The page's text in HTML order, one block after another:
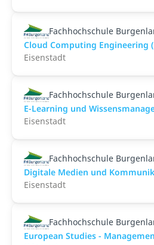
Fachhochschule
Cloud Computing Engineering
Eisenstadt
Fachhochschule
E-Learning und
Eisenstadt
Fachhochschule
Digitale Medien und
Eisenstadt
Fachhochschule
European Studies -